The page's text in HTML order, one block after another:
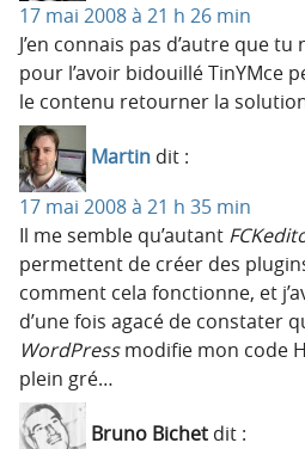
17 mai 2008 à 21 h 26 min
J’en connais pas d’autre que
pour l’avoir bidouillé TinYMce
le contenu retourner la
Martin dit :
17 mai 2008 à 21 h 35 min
Il me semble qu’autant
permettent de créer des
comment cela fonctionne, et
d’une fois agacé de constater
WordPressmodifie mon code
plein gré…
Bruno Bichet dit :